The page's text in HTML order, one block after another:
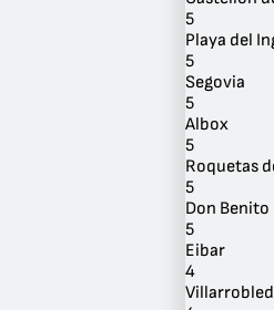
5
Playa del
5
Segovia
5
Albox
5
Roquetas
5
Don Benito
5
Eibar
4